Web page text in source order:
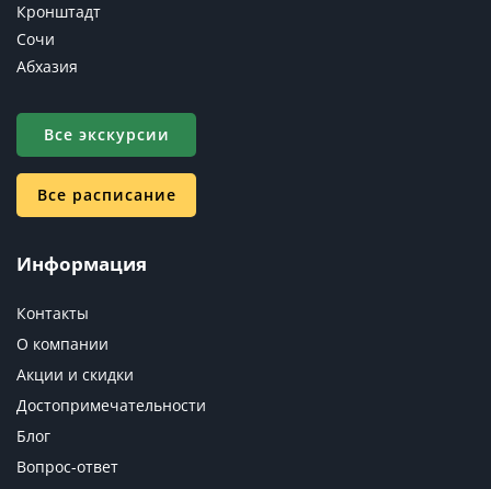
Кронштадт
Сочи
Абхазия
Все экскурсии
Все расписание
Информация
Контакты
О компании
Акции и скидки
Достопримечательности
Блог
Вопрос-ответ